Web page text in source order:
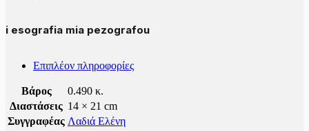
i esografia mia pezografou
Επιπλέον πληροφορίες
Βάρος
0.490 κ.
Διαστάσεις 14 × 21 cm
Συγγραφέας Λαδιά Ελένη